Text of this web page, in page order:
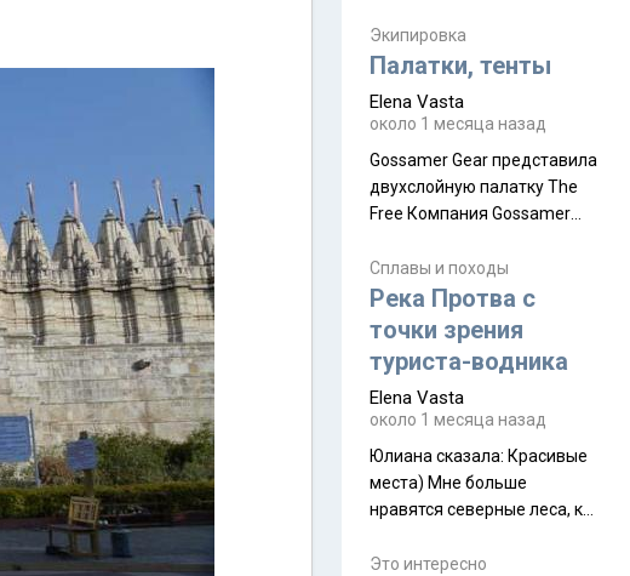
надеюсь увидеть.
Экипировка
Палатки, тенты
Elena Vasta
около 1 месяца назад
Gossamer Gear представила
двухслойную палатку The
Free Компания Gossamer
туристическую палатку The
Free, которая стала первой
ультралегкой моделью в
ассортименте
производителя. Новинка
получила двухслойную
конструкцию с отдельным
внешним тентом и сетчатой
внутренней палаткой, а ее
комплектации составляет
Сплавы и походы
Река Протва с
точки зрения
туриста-водника
Elena Vasta
около 1 месяца назад
Юлиана сказалa: Красивые
места) Мне больше
нравятся северные леса, как
южной тайги
Это интересно